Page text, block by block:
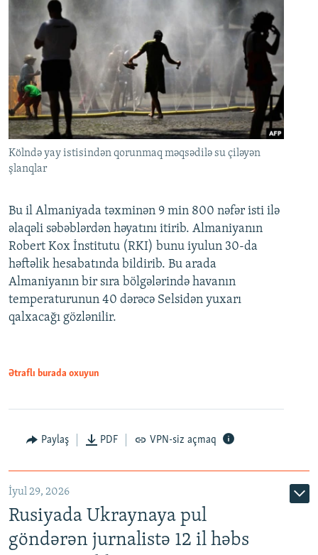
Kölndə yay istisindən qorunmaq məqsədilə su çiləyən
şlanqlar
Bu il Almaniyada təxminən 9 min 800 nəfər isti ilə
əlaqəli səbəblərdən həyatını itirib. Almaniyanın
Robert Kox İnstitutu (RKI) bunu iyulun 30-da
həftəlik hesabatında bildirib. Bu arada
Almaniyanın bir sıra bölgələrində havanın
temperaturunun 40 dərəcə Selsidən yuxarı
qalxacağı gözlənilir.
Ətraflı burada oxuyun
Paylaş PDF VPN-siz açmaq
İyul 29, 2026
Rusiyada Ukraynaya pul
göndərən jurnalistə 12 il həbs